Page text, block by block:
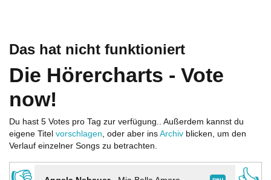
Das hat nicht funktioniert
Die Hörercharts - Vote
now!
Du hast 5 Votes pro Tag zur verfügung.. Außerdem kannst du
eigene Titel vorschlagen, oder aber ins Archiv blicken, um den
Verlauf einzelner Songs zu betrachten.